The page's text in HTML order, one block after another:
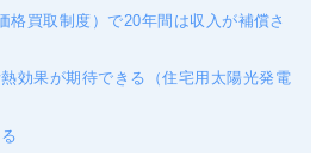
格買取制度）で20年間は収入が補償さ
効果が期待できる（住宅用太陽光発電